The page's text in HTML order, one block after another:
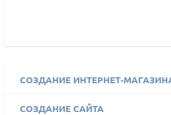
СОЗДАНИЕ ИНТЕРНЕТ-
СОЗДАНИЕ САЙТА